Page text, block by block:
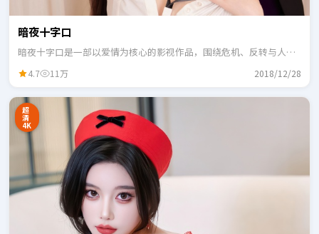
暗夜十字口
暗夜十字口是一部以爱情为核心的影视作品，围绕危机、反转与人物
4.7 11万 2018/12/28
超
清
4K